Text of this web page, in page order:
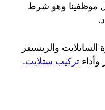
موظفينا وهو شرط
الساتلايت والريسيفر
تركيب ستلايت.